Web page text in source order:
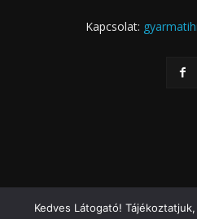
Kapcsolat:
Kedves Látogató!